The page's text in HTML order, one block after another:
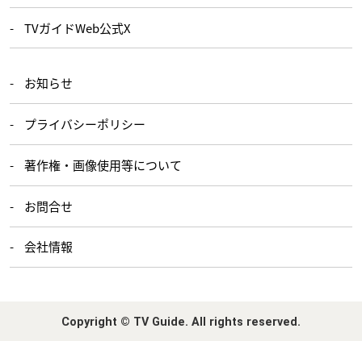
TVガイドWeb公式X
お知らせ
プライバシーポリシー
著作権・画像使用等について
お問合せ
会社情報
Copyright © TV Guide. All rights reserved.